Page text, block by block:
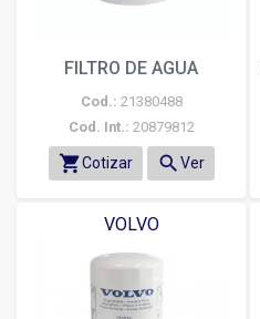
FILTRO DE AGUA
Cod.: 21380488
Cod. Int.: 20879812
shopping_cartCotizar search Ver
VOLVO